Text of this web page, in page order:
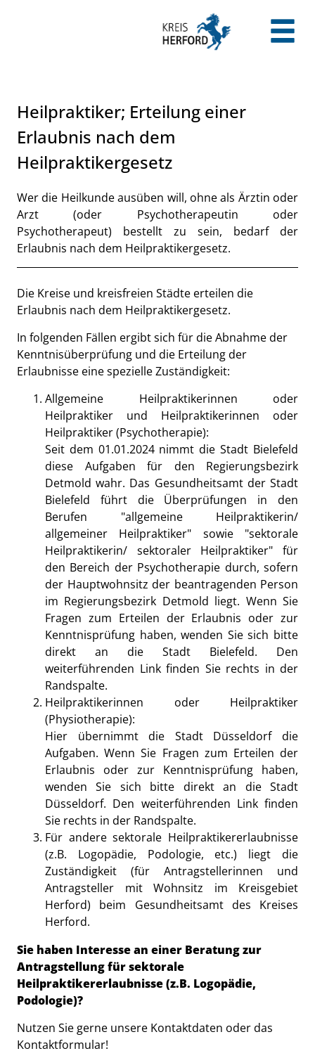
Heilpraktiker; Erteilung einer
Erlaubnis nach dem
Heilpraktikergesetz
Kurzbeschreibung
Wer die Heilkunde ausüben will, ohne als Ärztin oder
Arzt (oder Psychotherapeutin oder
Psychotherapeut) bestellt zu sein, bedarf der
Erlaubnis nach dem Heilpraktikergesetz.
Beschreibung
Die Kreise und kreisfreien Städte erteilen die
Erlaubnis nach dem Heilpraktikergesetz.
In folgenden Fällen ergibt sich für die Abnahme der
Kenntnisüberprüfung und die Erteilung der
Erlaubnisse eine spezielle Zuständigkeit:
Allgemeine Heilpraktikerinnen oder
Heilpraktiker und Heilpraktikerinnen oder
Heilpraktiker (Psychotherapie):
Seit dem 01.01.2024 nimmt die Stadt Bielefeld
diese Aufgaben für den Regierungsbezirk
Detmold wahr. Das Gesundheitsamt der Stadt
Bielefeld führt die Überprüfungen in den
Berufen "allgemeine Heilpraktikerin/
allgemeiner Heilpraktiker" sowie "sektorale
Heilpraktikerin/ sektoraler Heilpraktiker" für
den Bereich der Psychotherapie durch, sofern
der Hauptwohnsitz der beantragenden Person
im Regierungsbezirk Detmold liegt. Wenn Sie
Fragen zum Erteilen der Erlaubnis oder zur
Kenntnisprüfung haben, wenden Sie sich bitte
direkt an die Stadt Bielefeld. Den
weiterführenden Link finden Sie rechts in der
Randspalte.
Heilpraktikerinnen oder Heilpraktiker
(Physiotherapie):
Hier übernimmt die Stadt Düsseldorf die
Aufgaben. Wenn Sie Fragen zum Erteilen der
Erlaubnis oder zur Kenntnisprüfung haben,
wenden Sie sich bitte direkt an die Stadt
Düsseldorf. Den weiterführenden Link finden
Sie rechts in der Randspalte.
Für andere sektorale Heilpraktikererlaubnisse
(z.B. Logopädie, Podologie, etc.) liegt die
Zuständigkeit (für Antragstellerinnen und
Antragsteller mit Wohnsitz im Kreisgebiet
Herford) beim Gesundheitsamt des Kreises
Herford.
Sie haben Interesse an einer Beratung zur
Antragstellung für sektorale
Heilpraktikererlaubnisse (z.B. Logopädie,
Podologie)?
Nutzen Sie gerne unsere Kontaktdaten oder das
Kontaktformular!